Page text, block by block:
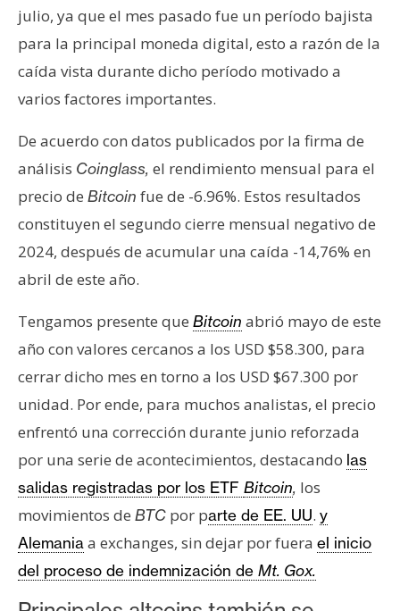
b
l
i
c
d
a
julio, ya que el mes pasado fue un período bajista
para la principal moneda digital, esto a razón de la
caída vista durante dicho período motivado a
varios factores importantes.
De acuerdo con datos publicados por la firma de
análisis Coinglass, el rendimiento mensual para el
precio de Bitcoin fue de -6.96%. Estos resultados
constituyen el segundo cierre mensual negativo de
2024, después de acumular una caída -14,76% en
abril de este año.
Tengamos presente que Bitcoin abrió mayo de este
año con valores cercanos a los USD $58.300, para
cerrar dicho mes en torno a los USD $67.300 por
unidad. Por ende, para muchos analistas, el precio
enfrentó una corrección durante junio reforzada
por una serie de acontecimientos, destacando las
salidas registradas por los ETF Bitcoin, los
movimientos de BTC por parte de EE. UU. y
Alemaniaa exchanges, sin dejar por fuera el inicio
del proceso de indemnización de Mt. Gox.